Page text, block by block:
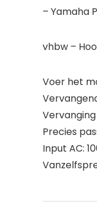
– Yamaha
vhbw –
Voer het
Vervanging
Precies
Input AC: